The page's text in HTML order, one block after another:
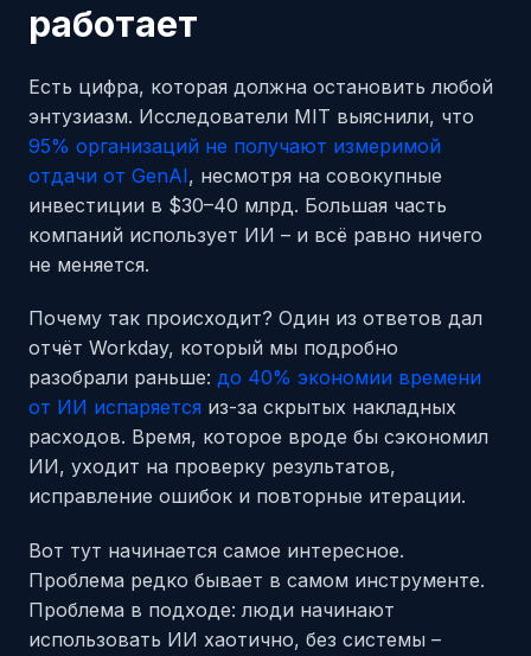
работает
Есть цифра, которая должна остановить любой
энтузиазм. Исследователи MIT выяснили, что
95% организаций не получают измеримой
отдачи от GenAI, несмотря на совокупные
инвестиции в $30–40 млрд. Большая часть
компаний использует ИИ – и всё равно ничего
не меняется.
Почему так происходит? Один из ответов дал
отчёт Workday, который мы подробно
разобрали раньше: до 40% экономии времени
от ИИ испаряется из-за скрытых накладных
расходов. Время, которое вроде бы сэкономил
ИИ, уходит на проверку результатов,
исправление ошибок и повторные итерации.
Вот тут начинается самое интересное.
Проблема редко бывает в самом инструменте.
Проблема в подходе: люди начинают
использовать ИИ хаотично, без системы –